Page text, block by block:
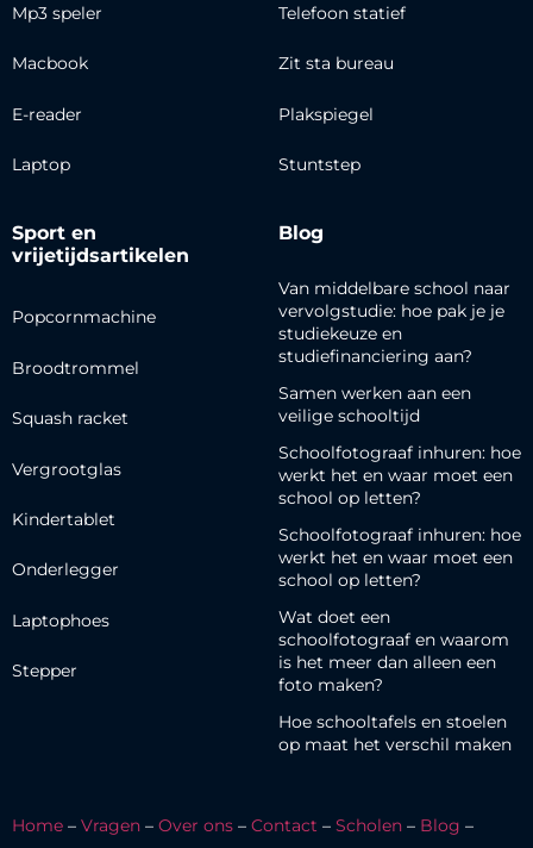
Mp3 speler
Macbook
E-reader
Laptop
Telefoon statief
Zit sta bureau
Plakspiegel
Stuntstep
Sport en
vrijetijdsartikelen
Popcornmachine
Broodtrommel
Squash racket
Vergrootglas
Kindertablet
Onderlegger
Laptophoes
Stepper
Blog
Van middelbare school naar
vervolgstudie: hoe pak je je
studiekeuze en
studiefinanciering aan?
Samen werken aan een
veilige schooltijd
Schoolfotograaf inhuren: hoe
werkt het en waar moet een
school op letten?
Schoolfotograaf inhuren: hoe
werkt het en waar moet een
school op letten?
Wat doet een
schoolfotograaf en waarom
is het meer dan alleen een
foto maken?
Hoe schooltafels en stoelen
op maat het verschil maken
Home – Vragen – Over ons – Contact – Scholen – Blog –